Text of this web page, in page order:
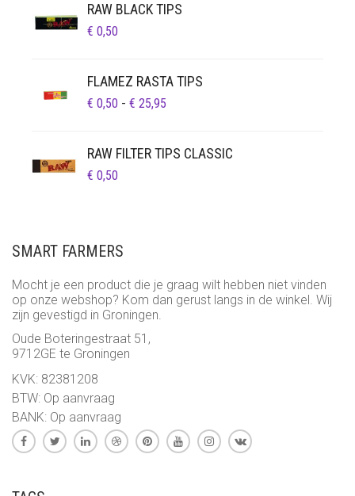
RAW BLACK TIPS
€ 0,50
FLAMEZ RASTA TIPS
€ 0,50 - € 25,95
€ 25,95
RAW FILTER TIPS CLASSIC
€ 0,50
SMART FARMERS
Mocht je een product die je graag wilt hebben niet vinden
op onze webshop? Kom dan gerust langs in de winkel. Wij
zijn gevestigd in Groningen.
Oude Boteringestraat 51,
9712GE te Groningen
KVK: 82381208
BTW: Op aanvraag
BANK: Op aanvraag